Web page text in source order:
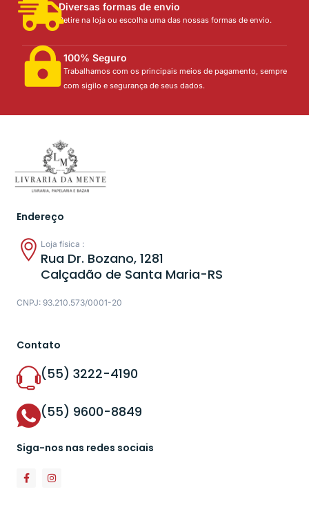
Diversas formas de envio
Retire na loja ou escolha uma das nossas formas de envio.
100% Seguro
Trabalhamos com os principais meios de pagamento, sempre
com sigilo e segurança de seus dados.
Endereço
Loja física :
Rua Dr. Bozano, 1281
Calçadão de Santa Maria-RS
CNPJ: 93.210.573/0001-20
Contato
(55) 3222-4190
(55) 9600-8849
Siga-nos nas redes sociais